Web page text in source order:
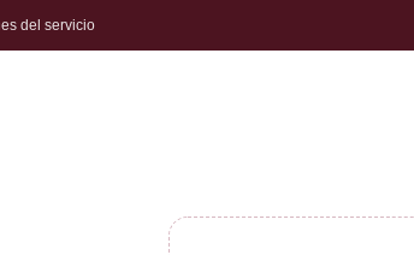
del servicio